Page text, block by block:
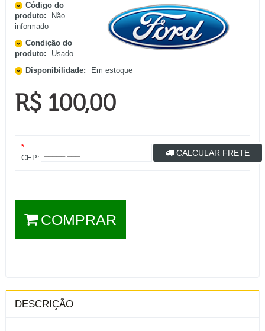
Código do
produto:
Não
informado
Condição do
produto:
Usado
Disponibilidade:
Em estoque
R$ 100,00
*
CEP:
CALCULAR FRETE
COMPRAR
DESCRIÇÃO